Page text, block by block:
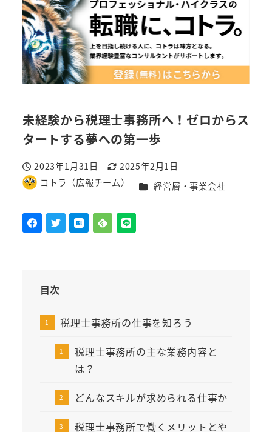
未経験から税理士事務所へ！ゼロからス
タートする夢への第一歩
投稿日
2023年1月31日
更新日
2025年2月1日
著
コトラ（広報チーム） カテゴリー
経営層・事業会社
目次
税理士事務所の仕事を知ろう
税理士事務所の主な業務内容と
は？
どんなスキルが求められる仕事か
税理士事務所で働くメリットとや